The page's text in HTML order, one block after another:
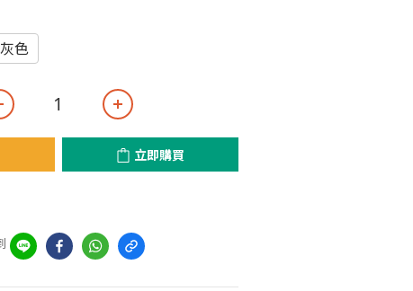
灰色
立即購買